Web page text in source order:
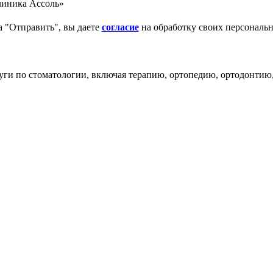
Ассоль»
"Отправить", вы даете согласиена обработку своих
по стоматологии, включая терапию, ортопедию,